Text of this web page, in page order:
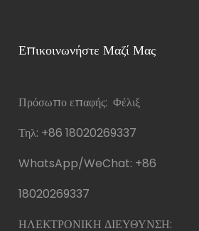
Επικοινωνήστε Μαζί Μας
Πρόσωπο επαφής: Φέλιξ
Τηλ: +86 18020269337
WhatsApp/WeChat: +86
18020269337
ΗΛΕΚΤΡΟΝΙΚΗ ΔΙΕΥΘΥΝΣΗ: